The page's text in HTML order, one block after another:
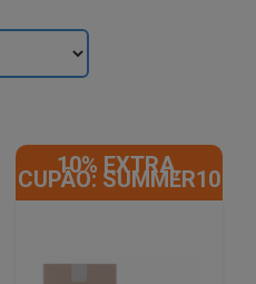
10% EXTRA,
CUPÃO: SUMMER10